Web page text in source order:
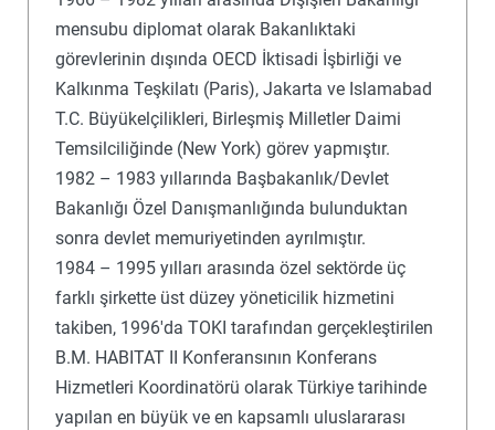
mensubu diplomat olarak Bakanlıktaki
görevlerinin dışında OECD İktisadi İşbirliği ve
Kalkınma Teşkilatı (Paris), Jakarta ve Islamabad
T.C. Büyükelçilikleri, Birleşmiş Milletler Daimi
Temsilciliğinde (New York) görev yapmıştır.
1982 – 1983 yıllarında Başbakanlık/Devlet
Bakanlığı Özel Danışmanlığında bulunduktan
sonra devlet memuriyetinden ayrılmıştır.
1984 – 1995 yılları arasında özel sektörde üç
farklı şirkette üst düzey yöneticilik hizmetini
takiben, 1996'da TOKI tarafından gerçekleştirilen
B.M. HABITAT II Konferansının Konferans
Hizmetleri Koordinatörü olarak Türkiye tarihinde
yapılan en büyük ve en kapsamlı uluslararası